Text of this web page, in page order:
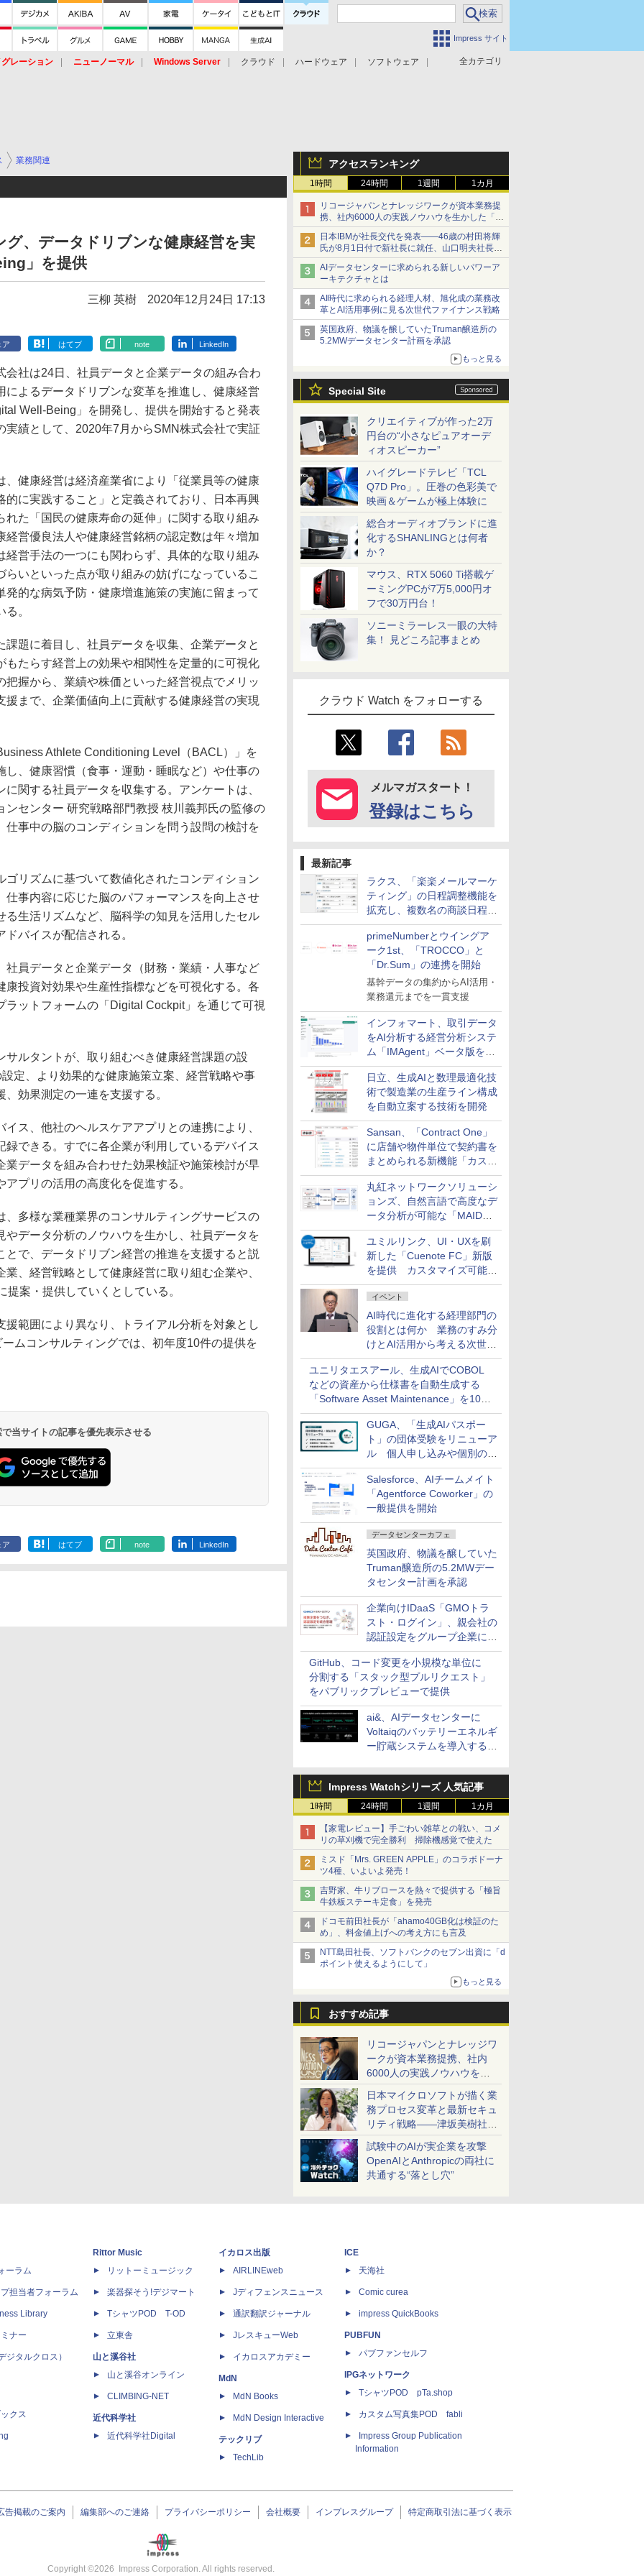
Impress サイト
全カテゴリ
グレーション ニューノーマル Windows Server クラウド ハードウェア
ソフトウェア
アクセスランキング
1時間 24時間 1週間 1カ月
リコージャパンとナレッジワークが資本業務提
携、社内6000人の実践ノウハウを生かした「AI
商談記録 for RICOH」を展開へ
日本IBMが社長交代を発表――46歳の村田将輝
氏が8月1日付で新社長に就任、山口明夫社長は
会長へ
AIデータセンターに求められる新しいパワーア
ーキテクチャとは
AI時代に求められる経理人材、旭化成の業務改
革とAI活用事例に見る次世代ファイナンス戦略
英国政府、物議を醸していたTruman醸造所の
5.2MWデータセンター計画を承認
もっと見る
Special Site
クリエイティブが作った2万
円台の“小さなピュアオーデ
ィオスピーカー”
ハイグレードテレビ「TCL
Q7D Pro」。圧巻の色彩美で
映画＆ゲームが極上体験に
総合オーディオブランドに進
化するSHANLINGとは何者
か？
マウス、RTX 5060 Ti搭載ゲ
ーミングPCが7万5,000円オ
フで30万円台！
ソニーミラーレス一眼の大特
集！ 見どころ記事まとめ
クラウド Watch をフォローする
メルマガスタート！
登録はこちら
最新記事
ラクス、「楽楽メールマーケ
ティング」の日程調整機能を
拡充し、複数名の商談日程調
整を効率化
primeNumberとウイングア
ーク1st、「TROCCO」と
「Dr.Sum」の連携を開始
基幹データの集約からAI活用・
業務還元までを一貫支援
インフォマート、取引データ
をAI分析する経営分析システ
ム「IMAgent」ベータ版を提
供
日立、生成AIと数理最適化技
術で製造業の生産ライン構成
を自動立案する技術を開発
Sansan、「Contract One」
に店舗や物件単位で契約書を
まとめられる新機能「カスタ
ム契約ツリー」を追加
丸紅ネットワークソリューシ
ョンズ、自然言語で高度なデ
ータ分析が可能な「MAIDOA
AI ASSIST」を9月より提供
ユミルリンク、UI・UXを刷
新した「Cuenote FC」新版
を提供 カスタマイズ可能な
ダッシュボード画面を搭載
イベント
AI時代に進化する経理部門の
役割とは何か 業務のすみ分
けとAI活用から考える次世代
ファイナンス戦略
ユニリタエスアール、生成AIでCOBOL
などの資産から仕様書を自動生成する
「Software Asset Maintenance」を10月
に発売
GUGA、「生成AIパスポー
ト」の団体受験をリニューア
ル 個人申し込みや個別の支
払いなどに対応
Salesforce、AIチームメイト
「Agentforce Coworker」の
一般提供を開始
データセンターカフェ
英国政府、物議を醸していた
Truman醸造所の5.2MWデー
タセンター計画を承認
企業向けIDaaS「GMOトラ
スト・ログイン」、親会社の
認証設定をグループ企業に展
開できる新機能を提供
GitHub、コード変更を小規模な単位に
分割する「スタック型プルリクエスト」
をパブリックプレビューで提供
ai&、AIデータセンターに
Voltaiqのバッテリーエネルギ
ー貯蔵システムを導入する計
Impress Watchシリーズ 人気記事
1時間 24時間 1週間 1カ月
【家電レビュー】手ごわい雑草との戦い、コメ
リの草刈機で完全勝利 掃除機感覚で使えた
ミスド「Mrs. GREEN APPLE」のコラボドーナ
ツ4種、いよいよ発売！
吉野家、牛リブロースを熱々で提供する「極旨
牛鉄板ステーキ定食」を発売
ドコモ前田社長が「ahamo40GB化は検証のた
め」、料金値上げへの考え方にも言及
NTT島田社長、ソフトバンクのセブン出資に「d
ポイント使えるようにして」
もっと見る
おすすめ記事
リコージャパンとナレッジワ
ークが資本業務提携、社内
6000人の実践ノウハウを生
かした「AI商談記録 for
RICOH」を展開へ
日本マイクロソフトが描く業
務プロセス変革と最新セキュ
リティ戦略――津坂美樹社長
が2027年度戦略を説明
試験中のAIが実企業を攻撃
OpenAIとAnthropicの両社に
共通する“落とし穴”
業務関連
、データドリブンな健康経営を実
」を提供
三柳 英樹 2020年12月24日 17:13
ア はてブ note LinkedIn
社は24日、社員データと企業データの組み合わ
によるデータドリブンな変革を推進し、健康経営
Well-Being」を開発し、提供を開始すると発表
実績として、2020年7月からSMN株式会社で実証
健康経営は経済産業省により「従業員等の健康
的に実践すること」と定義されており、日本再興
れた「国民の健康寿命の延伸」に関する取り組み
経営優良法人や健康経営銘柄の認定数は年々増加
経営手法の一つにも関わらず、具体的な取り組み
いといった点が取り組みの妨げになっているこ
発的な病気予防・健康増進施策の実施に留まって
。
題に着目し、社員データを収集、企業データと
もたらす経営上の効果や相関性を定量的に可視化
握から、業績や株価といった経営視点でメリッ
援まで、企業価値向上に貢献する健康経営の実現
Athlete Conditioning Level（BACL）」を
し、健康習慣（食事・運動・睡眠など）や仕事の
関する社員データを収集する。アンケートは、
ンセンター 研究戦略部門教授 枝川義邦氏の監修の
仕事中の脳のコンディションを問う設問の検討を
リズムに基づいて数値化されたコンディション
仕事内容に応じた脳のパフォーマンスを向上させ
る生活リズムなど、脳科学の知見を活用したセル
バイスが配信される。
員データと企業データ（財務・業績・人事など
康投資対効果や生産性指標などを可視化する。各
ラットフォームの「Digital Cockpit」を通じて可視
ルタントが、取り組むべき健康経営課題の設
定、より効果的な健康施策立案、経営戦略や事
効果測定の一連を支援する。
ス、他社のヘルスケアアプリとの連携により、
できる。すでに各企業が利用しているデバイス
業データを組み合わせた効果検証や施策検討が早
プリの活用の高度化を促進する。
多様な業種業界のコンサルティングサービスの
やデータ分析のノウハウを生かし、社員データを
で、データドリブン経営の推進を支援すると説
、経営戦略として健康経営に取り組む企業や、
案・提供していくとしている。
範囲により異なり、トライアル分析を対象とし
ムコンサルティングでは、初年度10件の提供を
当サイトの記事を優先表示させる
ア はてブ note LinkedIn
ーラム
担当者フォーラム
Library
ナー
ジタルクロス）
クス
Rittor Music
リットーミュージック
楽器探そう!デジマート
TシャツPOD T-OD
立東舎
山と溪谷社
山と溪谷オンライン
CLIMBING-NET
近代科学社
近代科学社Digital
イカロス出版
AIRLINEweb
Jディフェンスニュース
通訳翻訳ジャーナル
JレスキューWeb
イカロスアカデミー
MdN
MdN Books
MdN Design Interactive
テックリブ
TechLib
ICE
天海社
Comic curea
impress QuickBooks
PUBFUN
パブファンセルフ
IPGネットワーク
TシャツPOD pTa.shop
カスタム写真集POD fabli
Impress Group Publication
Information
告掲載のご案内 編集部へのご連絡 プライバシーポリシー 会社概要 インプレスグループ 特定商取引法に基づく表示
Copyright ©2026 Impress Corporation. All rights reserved.